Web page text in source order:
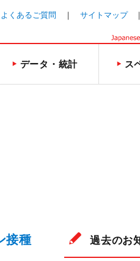
よくあるご質問 サイトマップ
データ・統計 ス
接種
過去のお